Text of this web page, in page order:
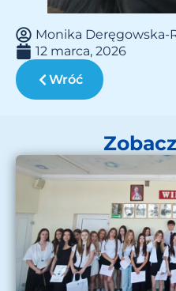
Monika Deręgowska-
12 marca, 2026
Wróć